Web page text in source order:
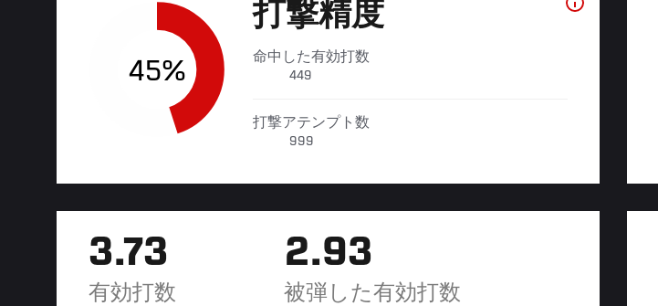
45%
打撃精度
命中した有効打数
449
打撃アテンプト数
999
3.73
有効打数
2.93
被弾した有効打数